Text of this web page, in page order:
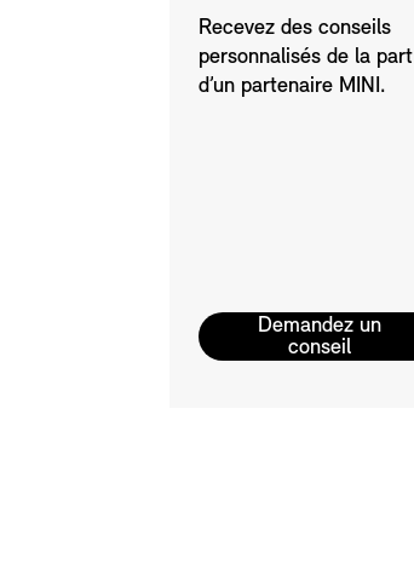
Recevez des conseils
personnalisés de la part
d’un partenaire MINI.
Demandez un
conseil